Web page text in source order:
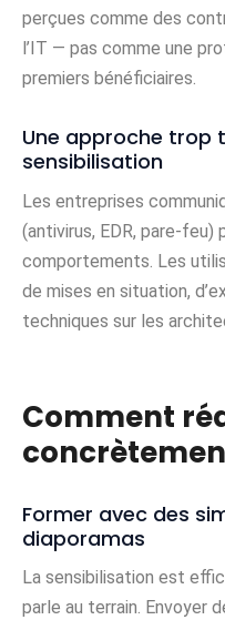
perçues comme des
l’IT — pas comme une
premiers bénéficiaires.
Une approche trop
sensibilisation
Les entreprises
(antivirus, EDR, pare-feu)
comportements. Les
de mises en situation,
techniques sur les
Comment
Former avec des
diaporamas
La sensibilisation est
parle au terrain. Envoyer